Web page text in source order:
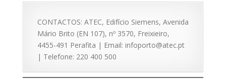
CONTACTOS: ATEC, Edifício Siemens, Avenida
Mário Brito (EN 107), nº 3570, Freixieiro,
4455-491 Perafita | Email: infoporto@atec.pt
| Telefone: 220 400 500